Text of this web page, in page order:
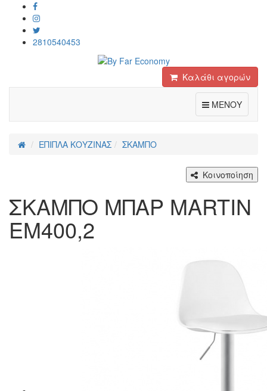
2810540453
Καλάθι αγορών
ΜΕΝΟΥ
ΕΠΙΠΛΑ ΚΟΥΖΙΝΑΣ ΣΚΑΜΠΟ
Κοινοποίηση
ΣΚΑΜΠΟ ΜΠΑΡ MARTIN
ΕΜ400,2